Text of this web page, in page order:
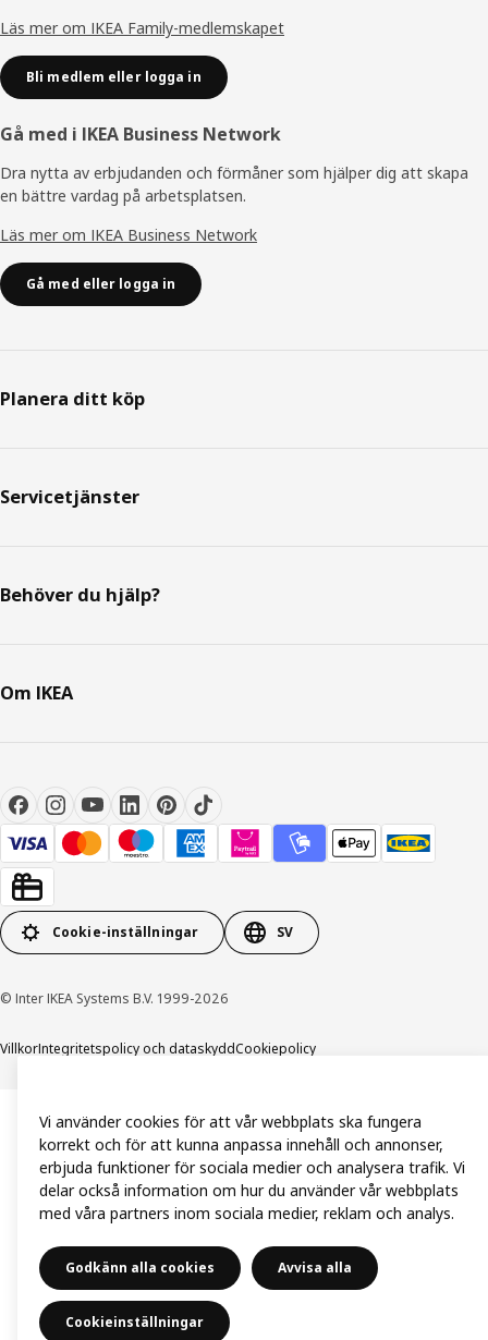
Läs mer om IKEA Family-medlemskapet
Bli medlem eller logga in
Gå med i IKEA Business Network
Dra nytta av erbjudanden och förmåner som hjälper dig att skapa
en bättre vardag på arbetsplatsen.
Läs mer om IKEA Business Network
Gå med eller logga in
Planera ditt köp
Servicetjänster
Behöver du hjälp?
Om IKEA
Cookie-inställningar SV
© Inter IKEA Systems B.V. 1999-2026
VillkorIntegritetspolicy och dataskyddCookiepolicy
Vi använder cookies för att vår webbplats ska fungera
korrekt och för att kunna anpassa innehåll och annonser,
erbjuda funktioner för sociala medier och analysera trafik. Vi
delar också information om hur du använder vår webbplats
med våra partners inom sociala medier, reklam och analys.
Godkänn alla cookies Avvisa alla
Cookieinställningar